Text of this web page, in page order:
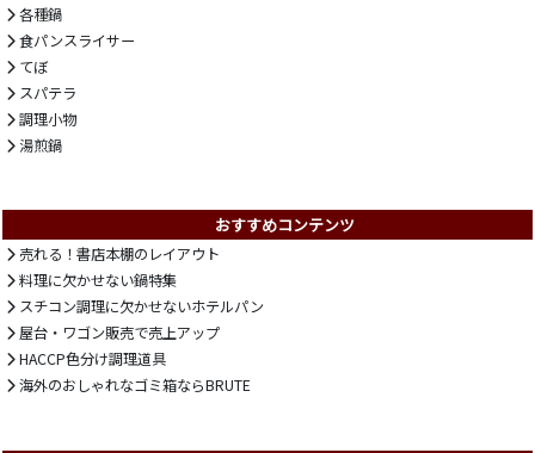
各種鍋
食パンスライサー
てぼ
スパテラ
調理小物
湯煎鍋
おすすめコンテンツ
売れる！書店本棚のレイアウト
料理に欠かせない鍋特集
スチコン調理に欠かせないホテルパン
屋台・ワゴン販売で売上アップ
HACCP色分け調理道具
海外のおしゃれなゴミ箱ならBRUTE